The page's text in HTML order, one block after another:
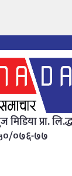
मिडिया प्रा.
०७६-७७